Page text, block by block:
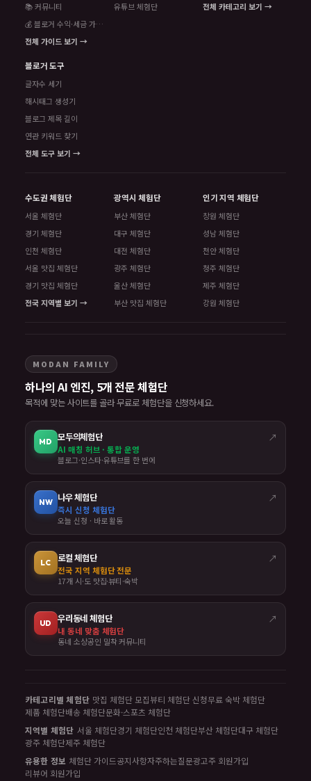
📚 커뮤니티
💰 블로거 수익·세금 가이드
전체 가이드 보기 →
유튜브 체험단
전체 카테고리 보기 →
블로거 도구
글자수 세기
해시태그 생성기
블로그 제목 길이
연관 키워드 찾기
전체 도구 보기 →
수도권 체험단
서울 체험단
경기 체험단
인천 체험단
서울 맛집 체험단
경기 맛집 체험단
전국 지역별 보기 →
광역시 체험단
부산 체험단
대구 체험단
대전 체험단
광주 체험단
울산 체험단
부산 맛집 체험단
인기 지역 체험단
창원 체험단
성남 체험단
천안 체험단
청주 체험단
제주 체험단
강원 체험단
MODAN FAMILY
하나의 AI 엔진, 5개 전문 체험단
목적에 맞는 사이트를 골라 무료로 체험단을 신청하세요.
MD 모두의체험단 ↗
AI 매칭 허브 · 통합 운영
블로그·인스타·유튜브를 한 번에
NW 나우 체험단 ↗
즉시 신청 체험단
오늘 신청 · 바로 활동
LC 로컬 체험단 ↗
전국 지역 체험단 전문
17개 시·도 맛집·뷰티·숙박
UD 우리동네 체험단 ↗
내 동네 맞춤 체험단
동네 소상공인 밀착 커뮤니티
카테고리별 체험단 맛집 체험단 모집뷰티 체험단 신청무료 숙박 체험단
제품 체험단배송 체험단문화·스포츠 체험단
지역별 체험단 서울 체험단경기 체험단인천 체험단부산 체험단대구 체험단
광주 체험단제주 체험단
유용한 정보 체험단 가이드공지사항자주하는질문광고주 회원가입
리뷰어 회원가입